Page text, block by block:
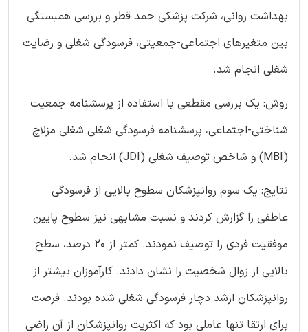
بهداشت روانی، شرکت پزشکی حمد قطر و بررسی همبستگی
بین متغیرهای اجتماعی-جمعیتی، فرسودگی شغلی و رضایت
شغلی انجام شد.
روش: یک بررسی مقطعی با استفاده از پرسشنامه جمعیت
شناختی-اجتماعی، پرسشنامه فرسودگی شغلی شغلی مزلاچ
(‏MBI)‏ و شاخص توصیف شغلی (‏JDI) ‏انجام شد.
نتایج: یک سوم روانپزشکان سطوح بالایی از فرسودگی
عاطفی را گزارش کردند و نسبت مشابهی نیز سطوح پایین
موفقیت فردی را توصیف نمودند. کمتر از ۲۰ درصد، سطح
بالایی از زوال شخصیت را نشان دادند. کارآموزان بیشتر از
روانپزشکان ارشد دچار فرسودگی شغلی شده بودند. فرصت
برای ارتقا تنها عاملی بود که اکثریت روانپزشکان از آن راضی